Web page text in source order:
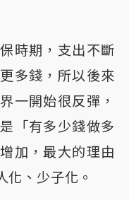
時期，支出不斷
多錢，所以後來
一開始很反彈，
「有多少錢做多
加，最大的理由
化、少子化。